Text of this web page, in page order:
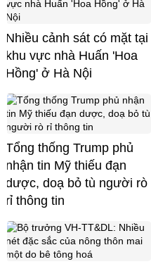
Nhiều cảnh sát có mặt tại
khu vực nhà Huấn 'Hoa
Hồng' ở Hà Nội
Tổng thống Trump phủ
nhận tin Mỹ thiếu đạn
dược, doạ bỏ tù người rò
rỉ thông tin